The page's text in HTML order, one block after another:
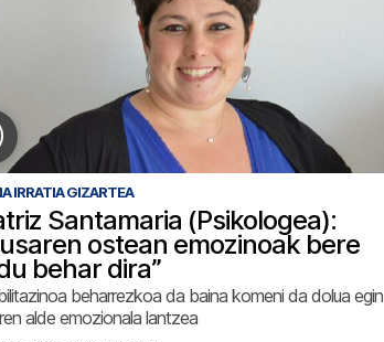
IRRATIA GIZARTEA
Santamaria (Psikologea):
ostean emozinoak bere
behar dira”
beharrezkoa da baina komeni da dolua egin
alde emozionala lantzea